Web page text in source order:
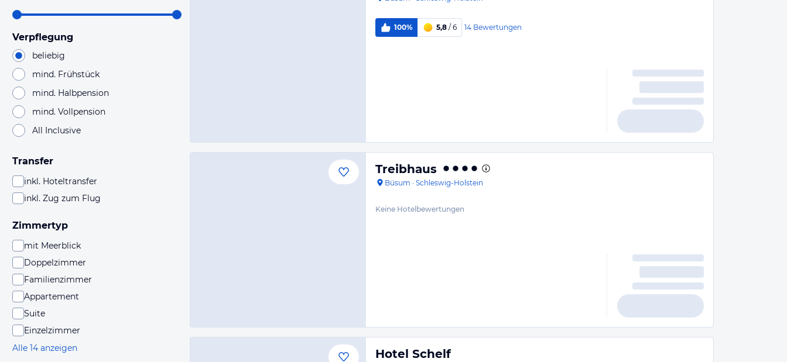
Verpflegung
beliebig
mind. Frühstück
mind. Halbpension
mind. Vollpension
All Inclusive
Transfer
inkl. Hoteltransfer
inkl. Zug zum Flug
Zimmertyp
mit Meerblick
Doppelzimmer
Familienzimmer
Appartement
Suite
Einzelzimmer
Alle 14 anzeigen
100% 5,8 / 6 14 Bewertungen
Treibhaus
Büsum · Schleswig-Holstein
Keine Hotelbewertungen
Hotel Schelf